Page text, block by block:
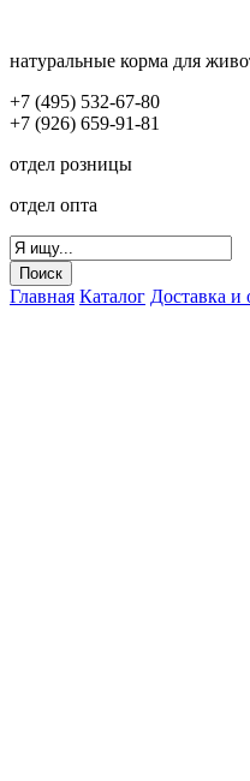
натуральные корма для
+7 (495) 532-67-80
+7 (926) 659-91-81
отдел розницы
отдел опта
Главная Каталог Доставка и